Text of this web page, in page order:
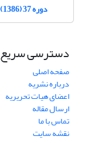
دوره 37 (1386)
دسترسی سریع
صفحه اصلی
درباره نشریه
اعضای هیات تحریریه
ارسال مقاله
تماس با ما
نقشه سایت